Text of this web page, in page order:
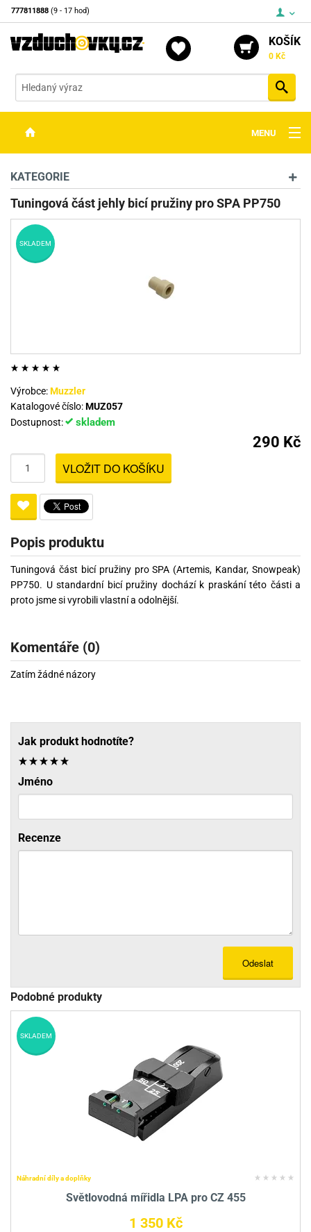
777811888 (9 - 17 hod)
KOŠÍK
0 Kč
MENU
OPTIKA
STŘELIVO
PŘÍSLUŠENSTVÍ
KATEGORIE
Tuningová část jehly bicí pružiny pro SPA PP750
SKLADEM
Výrobce:Muzzler
Katalogové číslo:MUZ057
Dostupnost:
skladem
290 Kč
VLOŽIT DO KOŠÍKU
Popis produktu
Tuningová část bicí pružiny pro SPA (Artemis, Kandar, Snowpeak)
PP750. U standardní bicí pružiny dochází k praskání této části a
proto jsme si vyrobili vlastní a odolnější.
Komentáře (0)
Zatím žádné názory
Jak produkt hodnotíte?
Jméno
Recenze
Odeslat
Podobné produkty
Náhradní díly a doplňky
Světlovodná mířidla LPA pro CZ 455
1 350 Kč
SKLADEM